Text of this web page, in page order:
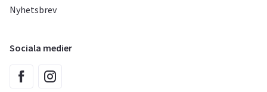
Nyhetsbrev
Sociala medier